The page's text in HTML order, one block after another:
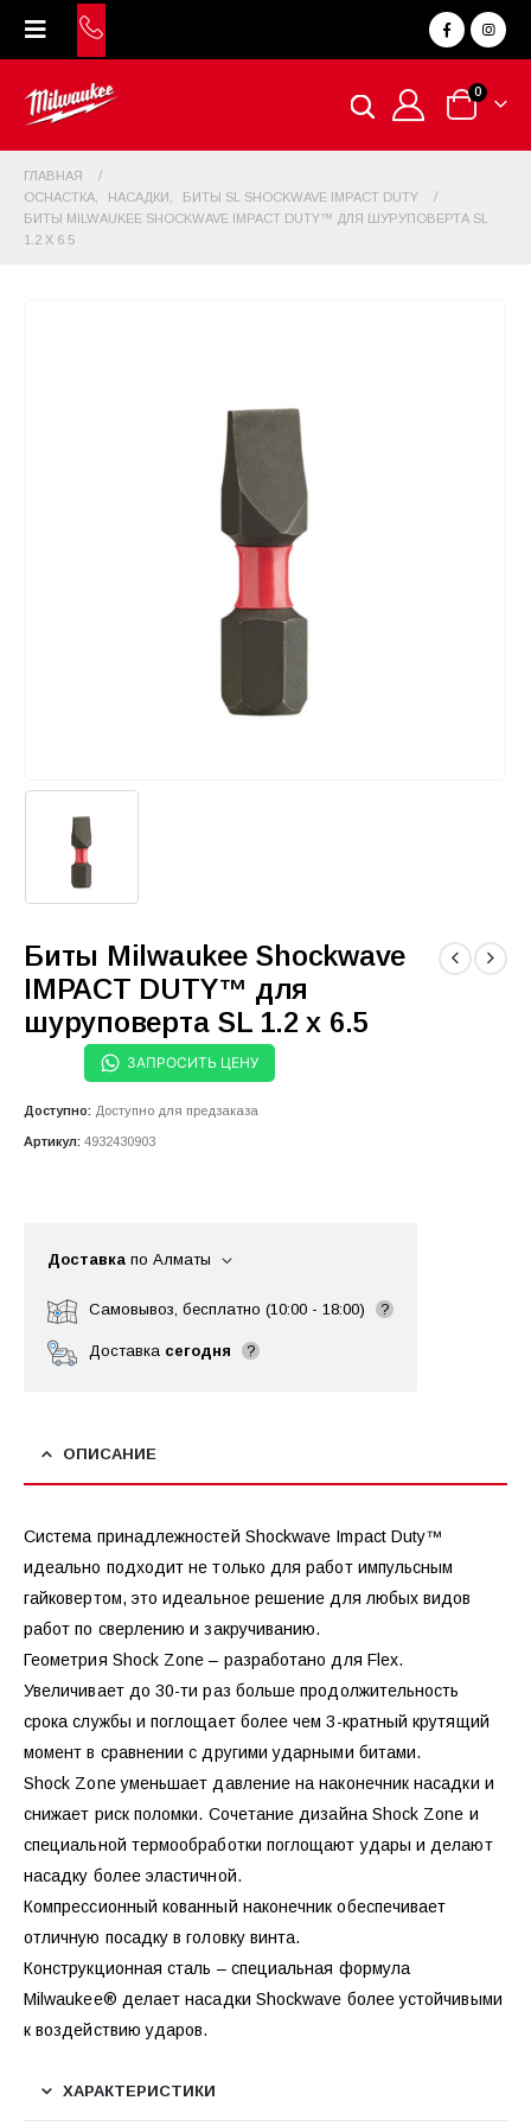
0
ГЛАВНАЯ
ОСНАСТКА
НАСАДКИ
БИТЫ SL SHOCKWAVE IMPACT DUTY
БИТЫ MILWAUKEE SHOCKWAVE IMPACT DUTY™ ДЛЯ ШУРУПОВЕРТА SL
1.2 X 6.5
Биты Milwaukee Shockwave
IMPACT DUTY™ для
шуруповерта SL 1.2 x 6.5
ЗАПРОСИТЬ ЦЕНУ
Доступно: Доступно для предзаказа
Артикул: 4932430903
Доставка по Алматы
Самовывоз, бесплатно (10:00 - 18:00) ?
Доставка сегодня ?
ОПИСАНИЕ
Система принадлежностей Shockwave Impact Duty™
идеально подходит не только для работ импульсным
гайковертом, это идеальное решение для любых видов
работ по сверлению и закручиванию.
Геометрия Shock Zone – разработано для Flex.
Увеличивает до 30-ти раз больше продолжительность
срока службы и поглощает более чем 3-кратный крутящий
момент в сравнении с другими ударными битами.
Shock Zone уменьшает давление на наконечник насадки и
снижает риск поломки. Сочетание дизайна Shock Zone и
специальной термообработки поглощают удары и делают
насадку более эластичной.
Компрессионный кованный наконечник обеспечивает
отличную посадку в головку винта.
Конструкционная сталь – специальная формула
Milwaukee® делает насадки Shockwave более устойчивыми
к воздействию ударов.
ХАРАКТЕРИСТИКИ